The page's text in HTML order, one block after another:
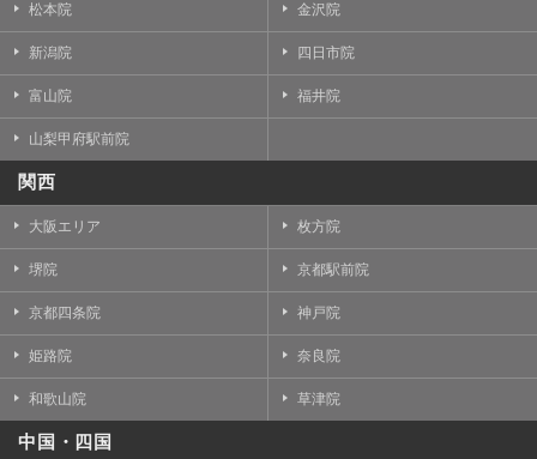
松本院 金沢院
新潟院 四日市院
富山院 福井院
山梨甲府駅前院
関西
大阪エリア 枚方院
堺院 京都駅前院
京都四条院 神戸院
姫路院 奈良院
和歌山院 草津院
中国・四国